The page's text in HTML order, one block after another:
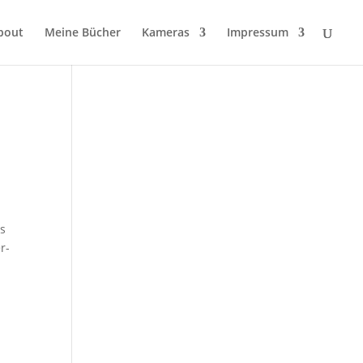
Meine Bücher Kameras Impressum